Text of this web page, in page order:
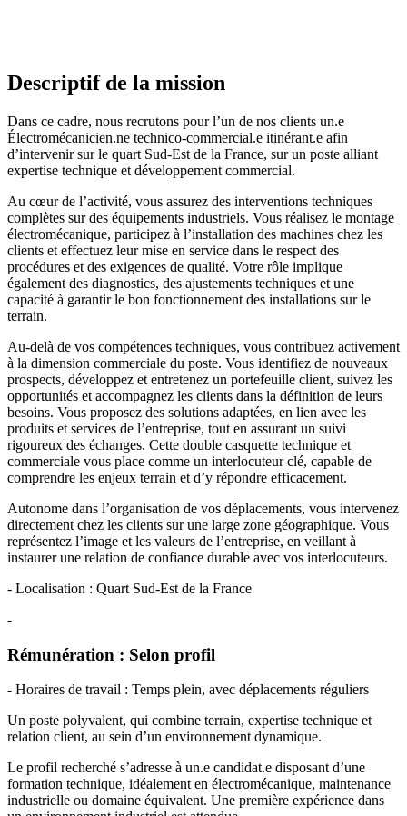
Descriptif de la mission
Dans ce cadre, nous recrutons pour l’un de nos clients un.e
Électromécanicien.ne technico-commercial.e itinérant.e afin
d’intervenir sur le quart Sud-Est de la France, sur un poste alliant
expertise technique et développement commercial.
Au cœur de l’activité, vous assurez des interventions techniques
complètes sur des équipements industriels. Vous réalisez le montage
électromécanique, participez à l’installation des machines chez les
clients et effectuez leur mise en service dans le respect des
procédures et des exigences de qualité. Votre rôle implique
également des diagnostics, des ajustements techniques et une
capacité à garantir le bon fonctionnement des installations sur le
terrain.
Au-delà de vos compétences techniques, vous contribuez activement
à la dimension commerciale du poste. Vous identifiez de nouveaux
prospects, développez et entretenez un portefeuille client, suivez les
opportunités et accompagnez les clients dans la définition de leurs
besoins. Vous proposez des solutions adaptées, en lien avec les
produits et services de l’entreprise, tout en assurant un suivi
rigoureux des échanges. Cette double casquette technique et
commerciale vous place comme un interlocuteur clé, capable de
comprendre les enjeux terrain et d’y répondre efficacement.
Autonome dans l’organisation de vos déplacements, vous intervenez
directement chez les clients sur une large zone géographique. Vous
représentez l’image et les valeurs de l’entreprise, en veillant à
instaurer une relation de confiance durable avec vos interlocuteurs.
- Localisation : Quart Sud-Est de la France
-
Rémunération : Selon profil
- Horaires de travail : Temps plein, avec déplacements réguliers
Un poste polyvalent, qui combine terrain, expertise technique et
relation client, au sein d’un environnement dynamique.
Le profil recherché s’adresse à un.e candidat.e disposant d’une
formation technique, idéalement en électromécanique, maintenance
industrielle ou domaine équivalent. Une première expérience dans